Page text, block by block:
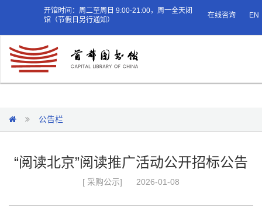
开馆时间：周二至周日 9:00-21:00，周一全天闭
馆（节假日另行通知）
在线咨询 EN
公告栏
“阅读北京”阅读推广活动公开招标公告
[ 采购公示] 2026-01-08